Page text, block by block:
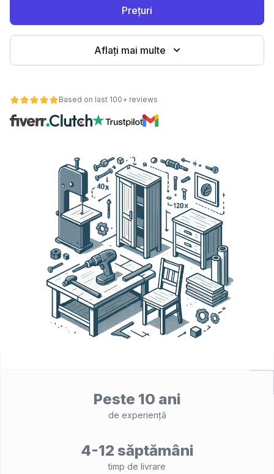
Prețuri
Aflați mai multe
Based on last 100+ reviews
Peste 10 ani
de experiență
4-12 săptămâni
timp de livrare